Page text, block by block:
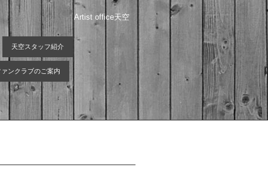
Artist office天空
天空スタッフ紹介
ンクラブのご案内